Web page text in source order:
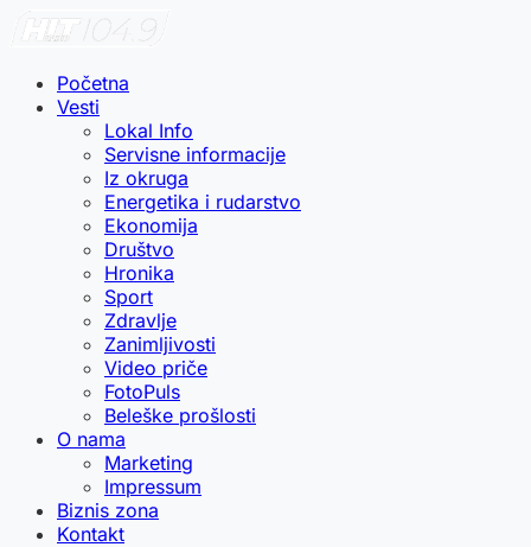
Početna
Vesti
Lokal Info
Servisne informacije
Iz okruga
Energetika i rudarstvo
Ekonomija
Društvo
Hronika
Sport
Zdravlje
Zanimljivosti
Video priče
FotoPuls
Beleške prošlosti
O nama
Marketing
Impressum
Biznis zona
Kontakt